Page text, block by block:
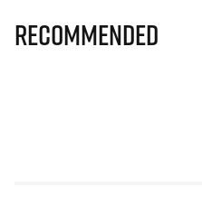
Recommended